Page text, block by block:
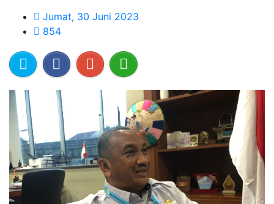
Jumat, 30 Juni 2023
854